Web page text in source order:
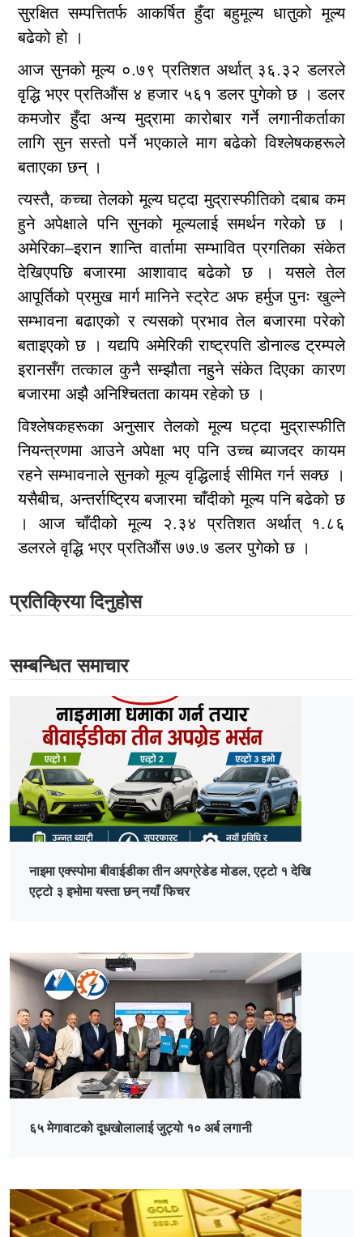
सुरक्षित सम्पत्तितर्फ आकर्षित हुँदा बहुमूल्य धातुको मूल्य
बढेको हो ।
आज सुनको मूल्य ०.७९ प्रतिशत अर्थात् ३६.३२ डलरले
वृद्धि भएर प्रतिऔंस ४ हजार ५६१ डलर पुगेको छ । डलर
कमजोर हुँदा अन्य मुद्रामा कारोबार गर्ने लगानीकर्ताका
लागि सुन सस्तो पर्ने भएकाले माग बढेको विश्लेषकहरूले
बताएका छन् ।
त्यस्तै, कच्चा तेलको मूल्य घट्दा मुद्रास्फीतिको दबाब कम
हुने अपेक्षाले पनि सुनको मूल्यलाई समर्थन गरेको छ ।
अमेरिका–इरान शान्ति वार्तामा सम्भावित प्रगतिका संकेत
देखिएपछि बजारमा आशावाद बढेको छ । यसले तेल
आपूर्तिको प्रमुख मार्ग मानिने स्ट्रेट अफ हर्मुज पुनः खुल्ने
सम्भावना बढाएको र त्यसको प्रभाव तेल बजारमा परेको
बताइएको छ । यद्यपि अमेरिकी राष्ट्रपति डोनाल्ड ट्रम्पले
इरानसँग तत्काल कुनै सम्झौता नहुने संकेत दिएका कारण
बजारमा अझै अनिश्चितता कायम रहेको छ ।
विश्लेषकहरूका अनुसार तेलको मूल्य घट्दा मुद्रास्फीति
नियन्त्रणमा आउने अपेक्षा भए पनि उच्च ब्याजदर कायम
रहने सम्भावनाले सुनको मूल्य वृद्धिलाई सीमित गर्न सक्छ ।
यसैबीच, अन्तर्राष्ट्रिय बजारमा चाँदीको मूल्य पनि बढेको छ
। आज चाँदीको मूल्य २.३४ प्रतिशत अर्थात् १.८६
डलरले वृद्धि भएर प्रतिऔंस ७७.७ डलर पुगेको छ ।
प्रतिक्रिया दिनुहोस
सम्बन्धित समाचार
नाइमा एक्स्पोमा बीवाईडीका तीन अपग्रेडेड मोडल, एट्टो १ देखि
एट्टो ३ इभोमा यस्ता छन् नयाँ फिचर
६५ मेगावाटको दूधखोलालाई जुट्यो १० अर्ब लगानी